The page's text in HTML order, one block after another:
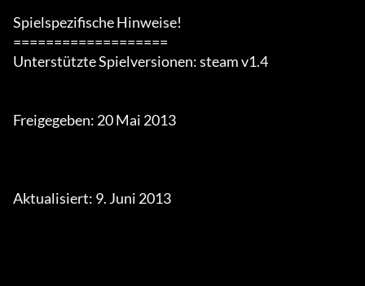
Spielspezifische Hinweise!
===================
Unterstützte Spielversionen: steam v1.4
Freigegeben: 20 Mai 2013
Aktualisiert: 9. Juni 2013